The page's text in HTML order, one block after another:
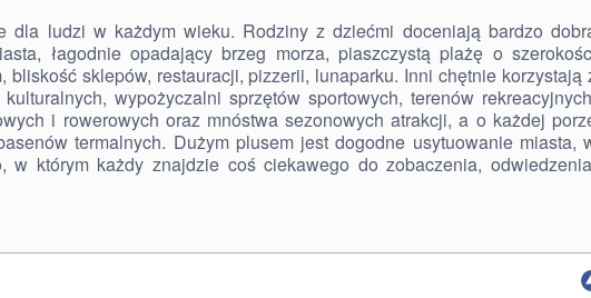
dla ludzi w każdym wieku. Rodziny z dziećmi doceniają bardzo
łagodnie opadający brzeg morza, piaszczystą plażę o
bliskość sklepów, restauracji, pizzerii, lunaparku. Inni chętnie korzystają
wypożyczalni sprzętów sportowych, terenów
i rowerowych oraz mnóstwa sezonowych atrakcji, a o każdej
termalnych. Dużym plusem jest dogodne usytuowanie miasta,
w którym każdy znajdzie coś ciekawego do zobaczenia,